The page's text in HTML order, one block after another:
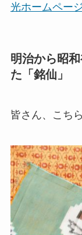
光ホームペー
明治から昭
た「銘仙」
皆さん、こち